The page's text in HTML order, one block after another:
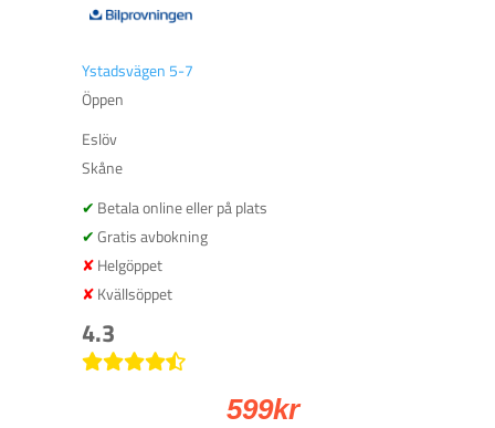
Ystadsvägen 5-7
Öppen
Eslöv
Skåne
Betala online eller på plats
Gratis avbokning
Helgöppet
Kvällsöppet
4.3
599kr